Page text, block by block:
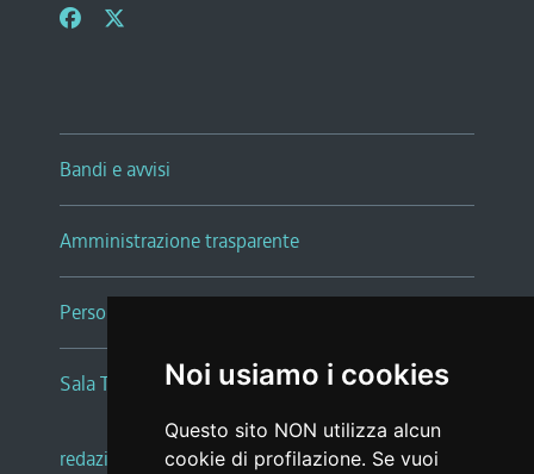
Noi usiamo i cookies
Questo sito NON utilizza alcun
cookie di profilazione. Se vuoi
Bandi e avvisi
Amministrazione trasparente
Persone e Uffici
Sala Tiziano Tessitori
redazione web |note legali |glossario